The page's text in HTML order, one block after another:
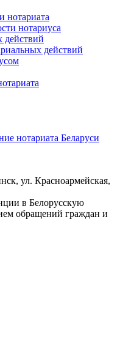
нотариата
нотариуса
действий
действий
нотариата Беларуси
ул. Красноармейская,
в Белорусскую
обращений граждан и